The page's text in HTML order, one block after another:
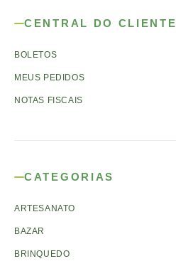
CENTRAL DO CLIENTE
BOLETOS
MEUS PEDIDOS
NOTAS FISCAIS
CATEGORIAS
ARTESANATO
BAZAR
BRINQUEDO